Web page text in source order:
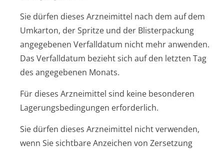
Sie dürfen dieses Arzneimittel nach dem auf dem
Umkarton, der Spritze und der Blisterpackung
angegebenen Verfalldatum nicht mehr anwenden.
Das Verfalldatum bezieht sich auf den letzten Tag
des angegebenen Monats.
Für dieses Arzneimittel sind keine besonderen
Lagerungsbedin­gungen erforderlich.
Sie dürfen dieses Arzneimittel nicht verwenden,
wenn Sie sichtbare Anzeichen von Zersetzung